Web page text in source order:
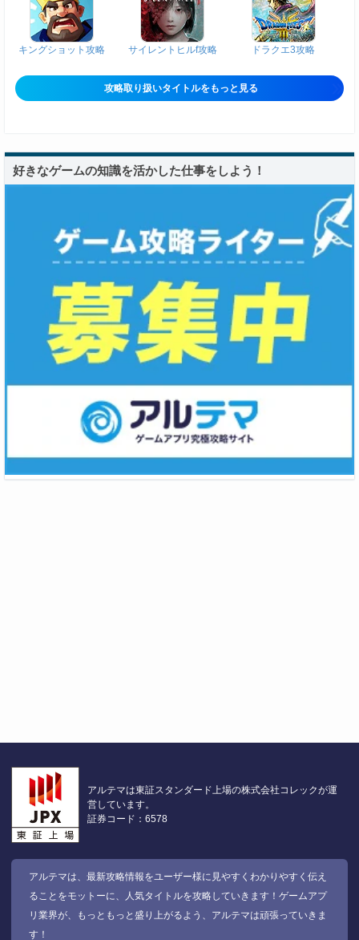
キングショット攻略 サイレントヒルf攻略 ドラクエ3攻略
攻略取り扱いタイトルをもっと見る
好きなゲームの知識を活かした仕事をしよう！
アルテマは東証スタンダード上場の株式会社コレックが運
営しています。
証券コード：6578
アルテマは、最新攻略情報をユーザー様に見やすくわかりやすく伝え
ることをモットーに、人気タイトルを攻略していきます！ゲームアプ
リ業界が、もっともっと盛り上がるよう、アルテマは頑張っていきま
す！